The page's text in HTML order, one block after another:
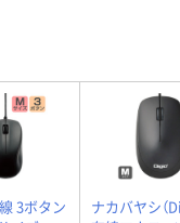
3ボタン
ナカバヤシ（